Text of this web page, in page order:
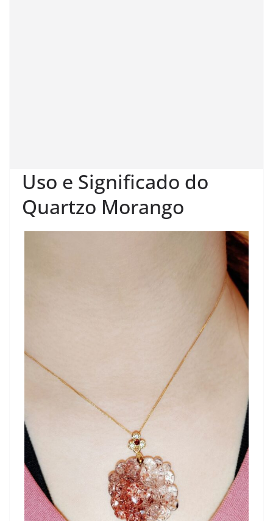
Uso e Significado do
Quartzo Morango